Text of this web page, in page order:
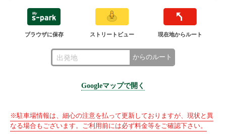
ブラウザに保存 ストリートビュー 現在地からルート
からのルート
Googleマップで開く
※駐車場情報は、細心の注意を払って更新しておりますが、現状と異
なる場合もございます。ご利用前には必ず料金等をご確認下さい。